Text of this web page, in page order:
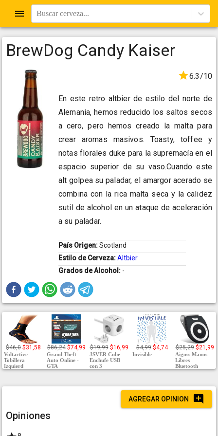
Buscar cerveza...
BrewDog Candy Kaiser
6.3/10
En este retro altbier de estilo del norte de
Alemania, hemos reducido los saltos secos
a cero, pero hemos creado la malta para
crear aromas masivos. Toasty, toffee y
notas florales duke para la supremacía en el
espacio superior de su vaso.Cuando este
alt golpea su paladar, el amargor acerado se
combina con la rica malta seca y la calidez
sutil de alcohol en un ataque de aceleración
a su paladar.
País Origen:Scotland
Estilo de Cerveza:Altbier
Grados de Alcohol: -
$46,0 $31,58
Voltactive
Tobillera
Izquierd
$86,24 $74,99
Grand Theft
Auto Online -
GTA
$19,99 $16,99
JSVER Cube
Enchufe USB
con 3
$4,99 $4,74
Invisible
$25,29 $21,99
Aigoss Manos
Libres
Bluetooth
AGREGAR OPINION
Opiniones